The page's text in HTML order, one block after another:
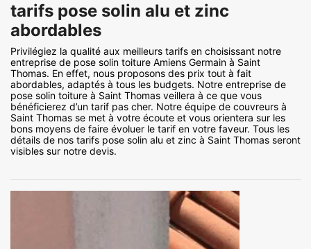
tarifs pose solin alu et zinc
abordables
Privilégiez la qualité aux meilleurs tarifs en choisissant notre
entreprise de pose solin toiture Amiens Germain à Saint
Thomas. En effet, nous proposons des prix tout à fait
abordables, adaptés à tous les budgets. Notre entreprise de
pose solin toiture à Saint Thomas veillera à ce que vous
bénéficierez d’un tarif pas cher. Notre équipe de couvreurs à
Saint Thomas se met à votre écoute et vous orientera sur les
bons moyens de faire évoluer le tarif en votre faveur. Tous les
détails de nos tarifs pose solin alu et zinc à Saint Thomas seront
visibles sur notre devis.